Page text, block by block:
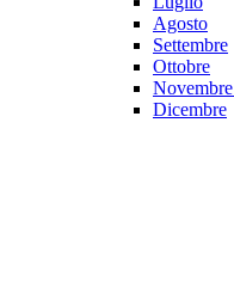
Agosto
Settembre
Ottobre
Novembre
Dicembre